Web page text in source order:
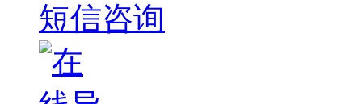
短信咨询